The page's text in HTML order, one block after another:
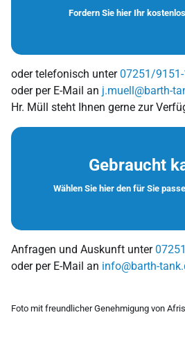
Fordern Sie hier Ihr
oder telefonisch unter 07251/
oder per E-Mail an j.muell@barth-
Hr. Müll steht Ihnen gerne zur
Gebraucht
Wählen Sie hier den für Sie
Anfragen und Auskunft unter
oder per E-Mail an info@barth-
Foto mit freundlicher Genehmigung von